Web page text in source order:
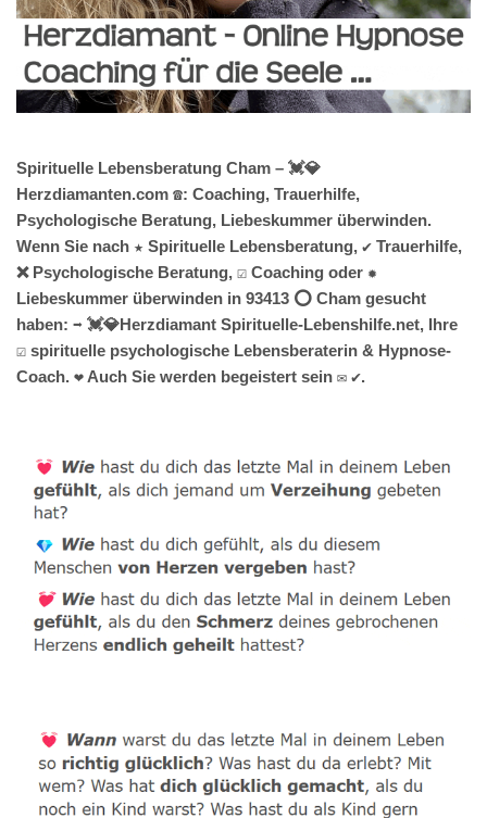
Spirituelle Lebensberatung Cham – 💓️💎
Herzdiamanten.com ☎️: Coaching, Trauerhilfe,
Psychologische Beratung, Liebeskummer überwinden.
Wenn Sie nach ★ Spirituelle Lebensberatung, ✔️ Trauerhilfe,
❌ Psychologische Beratung, ☑️ Coaching oder ✹
Liebeskummer überwinden in 93413 ⭕ Cham gesucht
haben: ➡️ 💓️💎Herzdiamant Spirituelle-Lebenshilfe.net, Ihre
☑️ spirituelle psychologische Lebensberaterin & Hypnose-
Coach. ❤ Auch Sie werden begeistert sein ✉ ✔.